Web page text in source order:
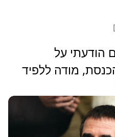
הודעתי על
מודה ללפיד